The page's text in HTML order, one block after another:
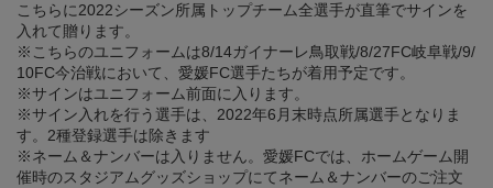
こちらに2022シーズン所属トップチーム全選手が直筆でサインを
入れて贈ります。
※こちらのユニフォームは8/14ガイナーレ鳥取戦/8/27FC岐阜戦/9/
10FC今治戦において、愛媛FC選手たちが着用予定です。
※サインはユニフォーム前面に入ります。
※サイン入れを行う選手は、2022年6月末時点所属選手となりま
す。2種登録選手は除きます
※ネーム＆ナンバーは入りません。愛媛FCでは、ホームゲーム開
催時のスタジアムグッズショップにてネーム＆ナンバーのご注文